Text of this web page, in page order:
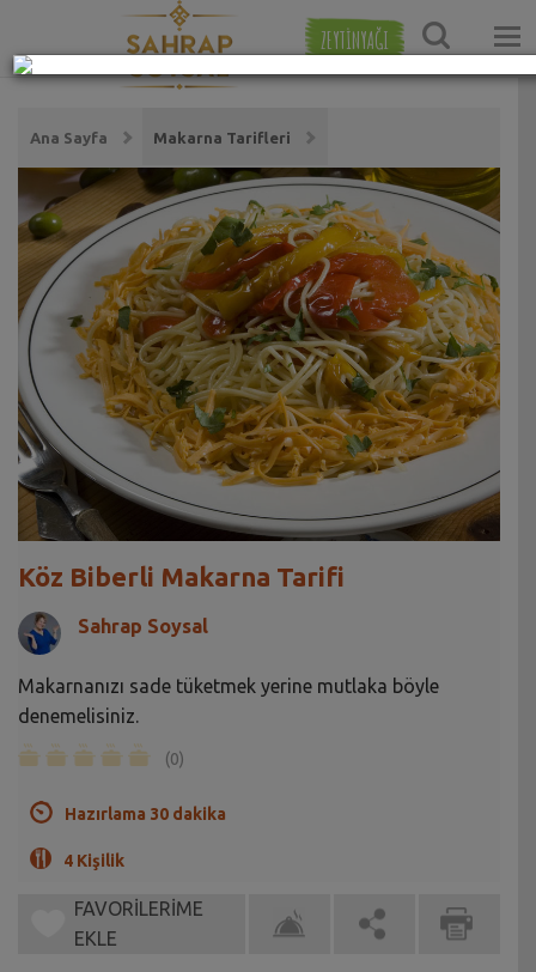
ZEYTİNYAĞI
Ana Sayfa Makarna Tarifleri
Köz Biberli Makarna Tarifi
Sahrap Soysal
Makarnanızı sade tüketmek yerine mutlaka böyle
denemelisiniz.
(0)
Hazırlama 30 dakika
4 Kişilik
FAVORİLERİME
EKLE